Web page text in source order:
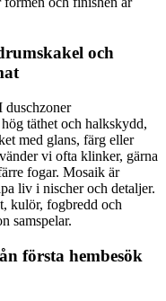
och
duschzoner
täthet och halkskydd,
med glans, färg eller
vi ofta klinker, gärna
fogar. Mosaik är
liv i nischer och detaljer.
kulör, fogbredd och
samspelar.
första hembesök